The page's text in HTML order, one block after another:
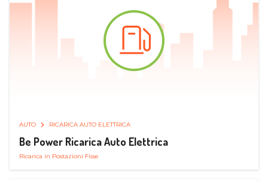
AUTO RICARICA AUTO ELETTRICA
Be Power Ricarica Auto Elettrica
Ricarica in Postazioni Fisse